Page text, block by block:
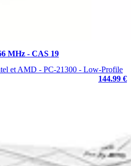
MHz - CAS 19
et AMD - PC-21300 - Low-Profile
144.99 €